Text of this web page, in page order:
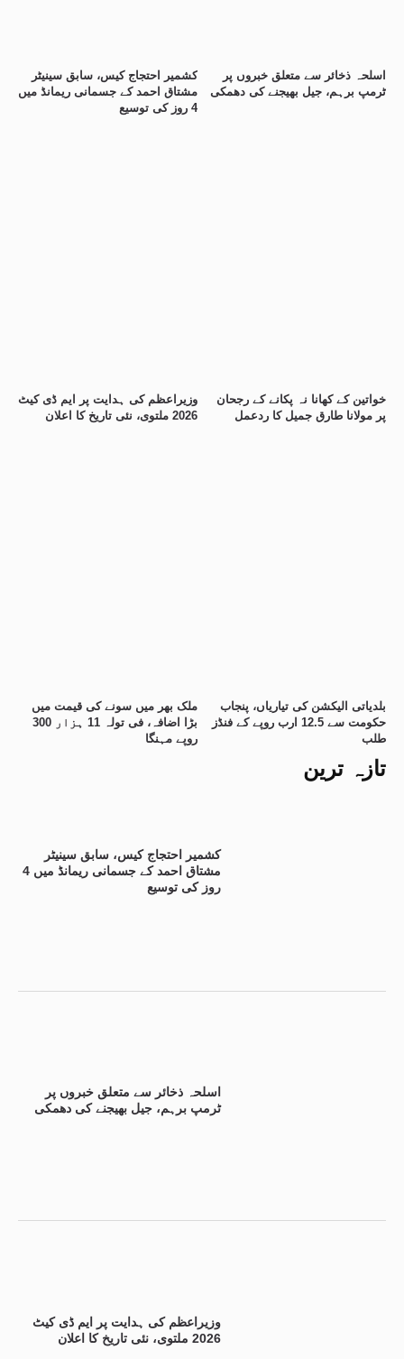
تازہ ترین
کشمیر احتجاج کیس، سابق سینیٹر
مشتاق احمد کے جسمانی ریمانڈ میں 4
روز کی توسیع
اسلحہ ذخائر سے متعلق خبروں پر
ٹرمپ برہم، جیل بھیجنے کی دھمکی
وزیراعظم کی ہدایت پر ایم ڈی کیٹ
2026 ملتوی، نئی تاریخ کا اعلان
کشمیر احتجاج کیس، سابق سینیٹر
مشتاق احمد کے جسمانی ریمانڈ میں
4 روز کی توسیع
اسلحہ ذخائر سے متعلق خبروں پر
ٹرمپ برہم، جیل بھیجنے کی دھمکی
وزیراعظم کی ہدایت پر ایم ڈی کیٹ
2026 ملتوی، نئی تاریخ کا اعلان
خواتین کے کھانا نہ پکانے کے رجحان
پر مولانا طارق جمیل کا ردعمل
ملک بھر میں سونے کی قیمت میں
بڑا اضافہ، فی تولہ 11 ہزار 300
روپے مہنگا
بلدیاتی الیکشن کی تیاریاں، پنجاب
حکومت سے 12.5 ارب روپے کے فنڈز
طلب